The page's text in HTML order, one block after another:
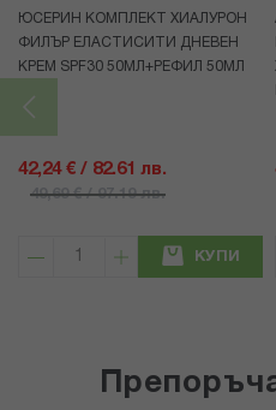
ЮСЕРИН КОМПЛЕКТ ХИАЛУРОН
ФИЛЪР ЕЛАСТИСИТИ ДНЕВЕН
КРЕМ SPF30 50МЛ+РЕФИЛ 50МЛ
42,24 € / 82.61 лв.
49,69 € / 97.19 лв.
КУПИ